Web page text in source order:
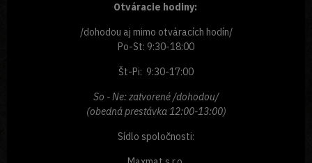
Otváracie hodiny:
/dohodou aj mimo otváracích hodín/
Po-St: 9:30-18:00
Št-Pi: 9:30-17:00
So - Ne: zatvorené /dohodou/
(obedná prestávka 12:00-13:00)
Sídlo spoločnosti: